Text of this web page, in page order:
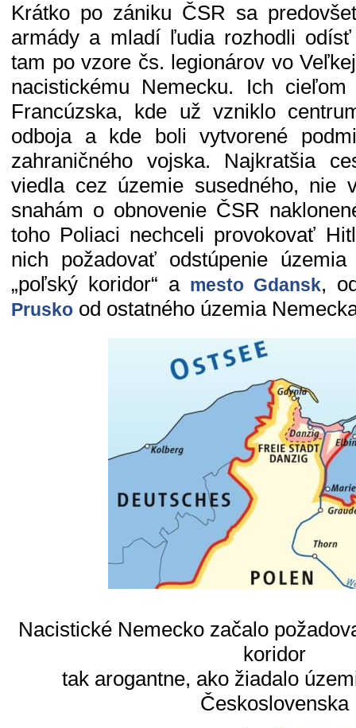
Krátko po zániku ČSR sa
armády a mladí ľudia rozhodli
tam po vzore čs. legionárov vo
nacistickému Nemecku. Ich
Francúzska, kde už vzniklo
odboja a kde boli vytvorené
zahraničného vojska. Najkratšia
viedla cez územie susedného, nie
snahám o obnovenie ČSR
toho Poliaci nechceli provokovať
nich požadovať odstúpenie
„poľský koridor“ a mesto Gdansk,
Prusko od ostatného územia
Nacistické Nemecko začalo
koridor
tak arogantne, ako žiadalo
Československa